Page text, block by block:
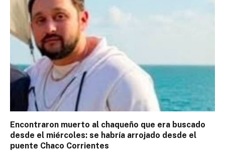
Encontraron muerto al chaqueño que era buscado
desde el miércoles: se habría arrojado desde el
puente Chaco Corrientes